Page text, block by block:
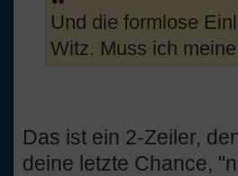
Und die formlose
Witz. Muss ich
Das ist ein 2-Zeiler,
deine letzte Chance,